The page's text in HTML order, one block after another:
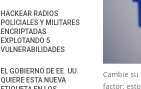
Cambie
factor;
HACKEAR RADIOS
POLICIALES Y MILITARES
ENCRIPTADAS
EXPLOTANDO 5
VULNERABILIDADES
EL GOBIERNO DE EE. UU.
QUIERE ESTA NUEVA